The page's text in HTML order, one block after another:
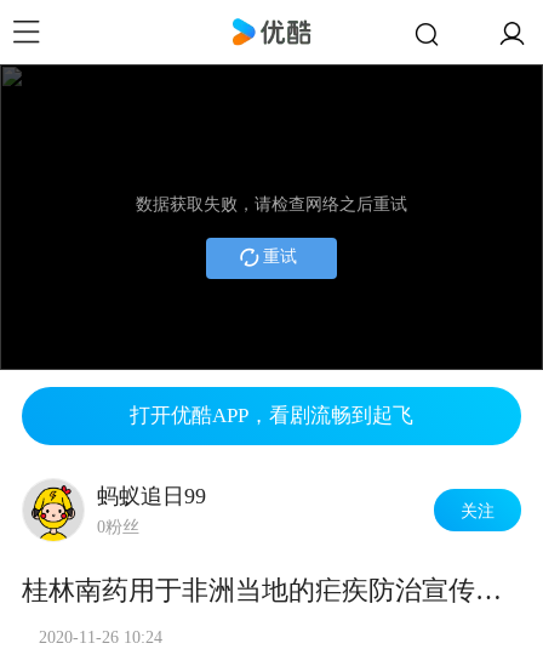
数据获取失败，请检查网络之后重试
重试
打开优酷APP，看剧流畅到起飞
蚂蚁追日99
0粉丝
关注
桂林南药用于非洲当地的疟疾防治宣传动画（中英文）.mov
2020-11-26 10:24